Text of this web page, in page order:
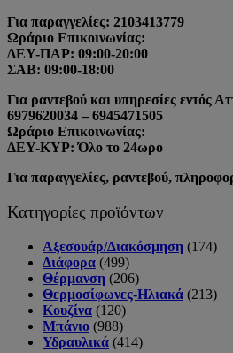
Για παραγγελίες: 2103413779
Ωράριο Επικοινωνίας:
ΔΕΥ-ΠΑΡ: 09:00-20:00
ΣΑΒ: 09:00-18:00
Για ραντεβού και υπηρεσίες εντός
6979620034 – 6945471505
Ωράριο Επικοινωνίας:
ΔΕΥ-ΚΥΡ: Όλο το 24ωρο
Για παραγγελίες, ραντεβού,
Κατηγορίες προϊόντων
Αξεσουάρ/Διακόσμηση (174)
Διάφορα (499)
Θέρμανση (206)
Θερμοσίφωνες-Ηλιακά (213)
Κουζίνα (120)
Μπάνιο (988)
Υδραυλικά (414)